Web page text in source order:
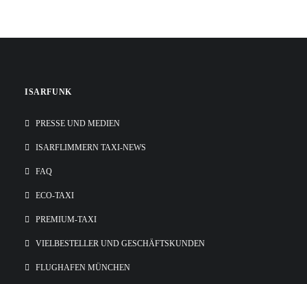
ISARFUNK
PRESSE UND MEDIEN
ISARFLIMMERN TAXI-NEWS
FAQ
ECO-TAXI
PREMIUM-TAXI
VIELBESTELLER UND GESCHÄFTSKUNDEN
FLUGHAFEN MÜNCHEN